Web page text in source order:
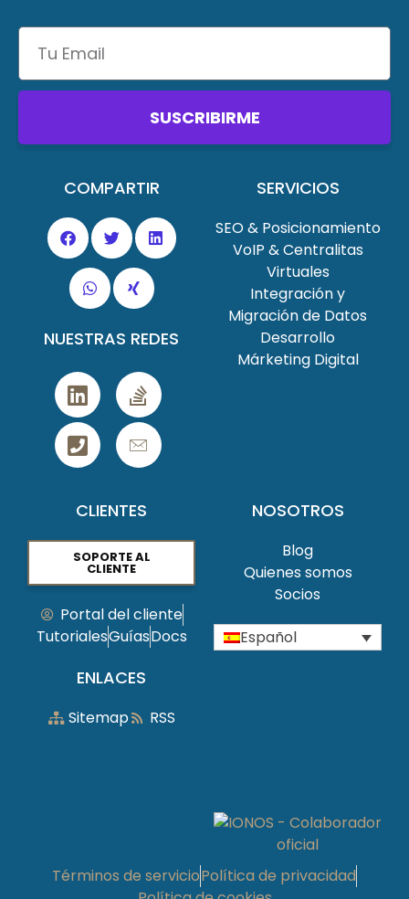
SUSCRIBIRME
COMPARTIR
NUESTRAS REDES
SERVICIOS
SEO & Posicionamiento
VoIP & Centralitas
Virtuales
Integración y
Migración de Datos
Desarrollo
Márketing Digital
CLIENTES
SOPORTE AL
CLIENTE
Portal del cliente
TutorialesGuíasDocs
ENLACES
Sitemap RSS
NOSOTROS
Blog
Quienes somos
Socios
Español
Términos de servicioPolítica de privacidad